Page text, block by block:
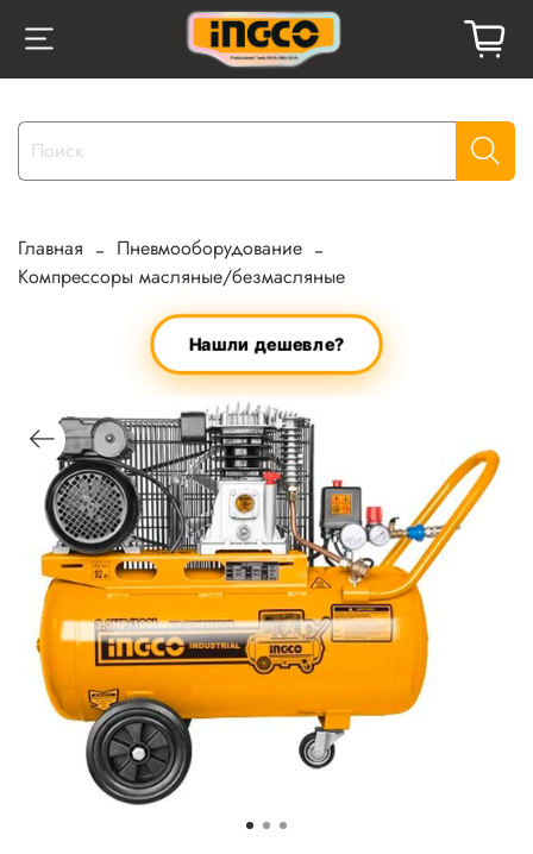
Главная
Пневмооборудование
Компрессоры масляные/безмасляные
Нашли дешевле?